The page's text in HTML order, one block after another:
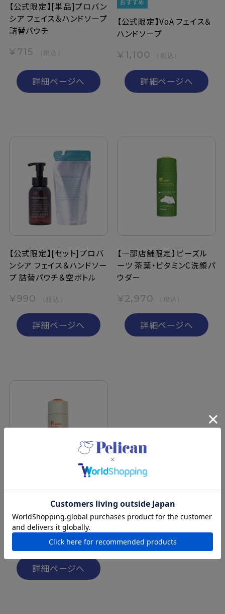
【公式限定】[単品]プロバン
シア フェイス＆ハンドソープ
詰替パウチ
¥715 （税込）
詳細ページへ
【公式限定】VoA フェイス＆
ハンドソープ
¥1,100 （税込）
詳細ページへ
【公式限定】[セット]プロバ
ンシア フェイス＆ハンドソー
プ 詰替パウチ＆空ボトル
¥990 （税込）
詳細ページへ
【一部店舗限定】ピーズル
ーツ 茶葉・ビタミンC洗顔パ
ウダー
¥2,970 （税込）
詳細ページへ
ーツ 米ぬか酵素洗顔パウ
ダー
（税込）
詳細ページへ